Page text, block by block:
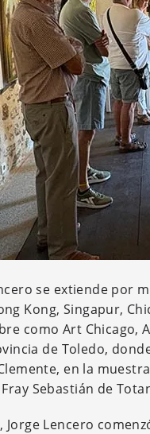
se extiende por
Kong, Singapur,
como Art Chicago,
de Toledo,
en la
Sebastián de
Jorge Lencero